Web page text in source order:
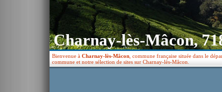
Charnay-lès-Mâcon,
Bienvenue à Charnay-lès-Mâcon , commune française située dans le
commune et notre sélection de sites sur Charnay-lès-Mâcon.